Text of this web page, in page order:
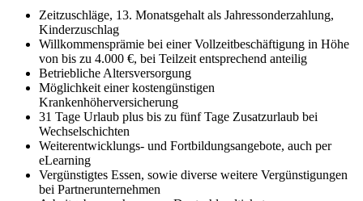
Zeitzuschläge, 13. Monatsgehalt als Jahressonderzahlung,
Kinderzuschlag
Willkommensprämie bei einer Vollzeitbeschäftigung in Höhe
von bis zu 4.000 €, bei Teilzeit entsprechend anteilig
Betriebliche Altersversorgung
Möglichkeit einer kostengünstigen
Krankenhöherversicherung
31 Tage Urlaub plus bis zu fünf Tage Zusatzurlaub bei
Wechselschichten
Weiterentwicklungs- und Fortbildungsangebote, auch per
eLearning
Vergünstigtes Essen, sowie diverse weitere Vergünstigungen
bei Partnerunternehmen